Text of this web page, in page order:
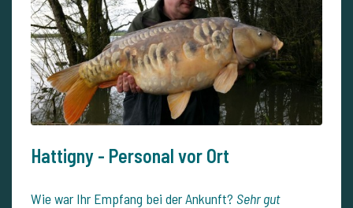
Hattigny - Personal vor Ort
Wie war Ihr Empfang bei der Ankunft? Sehr gut